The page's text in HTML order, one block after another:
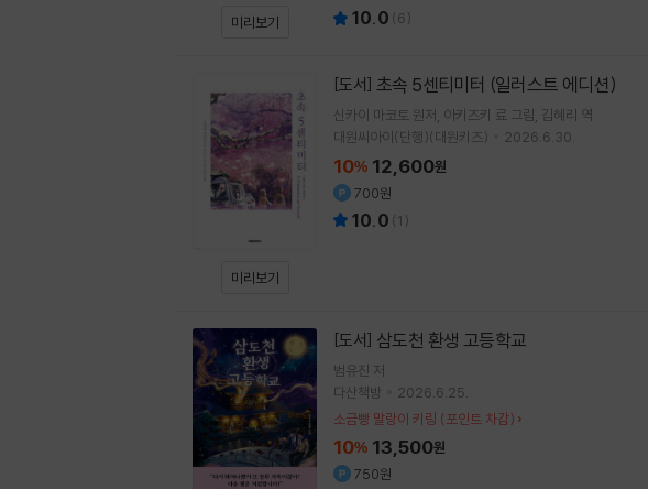
미리보기 10.0 (6)
미리보기
[도서] 초속 5센티미터 (일러스트 에디션)
신카이 마코토 원저 아키즈키 료 그림 김혜리 역
대원씨아이(단행)(대원키즈)
2026.6.30.
10% 12,600원
700원
10.0 (1 )
[도서] 삼도천 환생 고등학교
범유진 저
다산책방
2026.6.25.
소금빵 말랑이 키링 (포인트 차감)
10% 13,500원
750원